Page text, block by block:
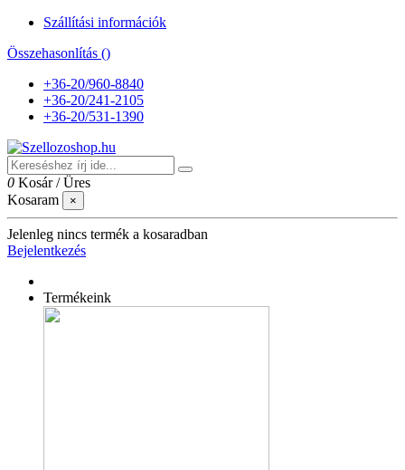
Szállítási információk
Összehasonlítás ()
+36-20/960-8840
+36-20/241-2105
+36-20/531-1390
0 Kosár /Üres
Kosaram
×
Jelenleg nincs termék a kosaradban
Bejelentkezés
Termékeink